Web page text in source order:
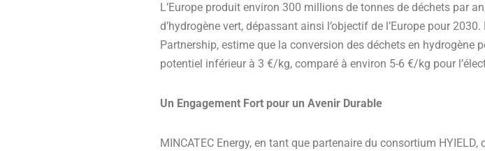
L’Europe produit environ 300 millions de tonnes de déchets par
d’hydrogène vert, dépassant ainsi l’objectif de l’Europe pour
Partnership, estime que la conversion des déchets en
potentiel inférieur à 3 €/kg, comparé à environ 5-6 €/kg pour
Un Engagement Fort pour un Avenir Durable
MINCATEC Energy, en tant que partenaire du consortium